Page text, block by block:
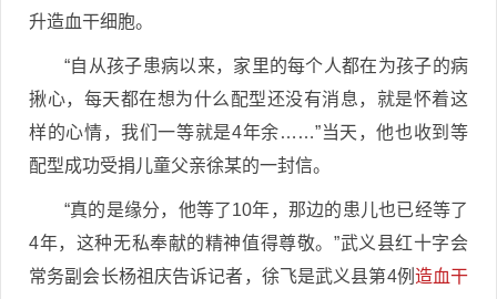
升造血干细胞。
“自从孩子患病以来，家里的每个人都在为孩子的病
揪心，每天都在想为什么配型还没有消息，就是怀着这
样的心情，我们一等就是4年余……”当天，他也收到等
配型成功受捐儿童父亲徐某的一封信。
“真的是缘分，他等了10年，那边的患儿也已经等了
4年，这种无私奉献的精神值得尊敬。”武义县红十字会
常务副会长杨祖庆告诉记者，徐飞是武义县第4例 造血干